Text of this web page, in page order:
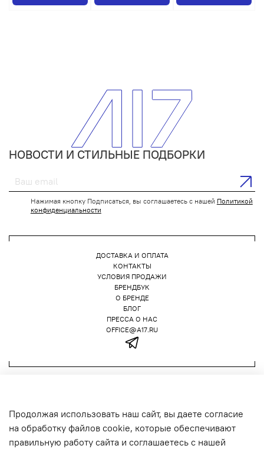
НОВОСТИ И СТИЛЬНЫЕ ПОДБОРКИ
Нажимая кнопку Подписаться, вы соглашаетесь с нашей Политикой
конфиденциальности
ДОСТАВКА И ОПЛАТА
КОНТАКТЫ
УСЛОВИЯ ПРОДАЖИ
БРЕНДБУК
О БРЕНДЕ
БЛОГ
ПРЕССА О НАС
OFFICE@A17.RU
A17, 2026
ООО "ФРОНТРОУ БЮРО" ИНН 7840079680 КПП 784201001 ОГРН
Продолжая использовать наш сайт, вы даете согласие
на обработку файлов cookie, которые обеспечивают
правильную работу сайта и соглашаетесь с нашей